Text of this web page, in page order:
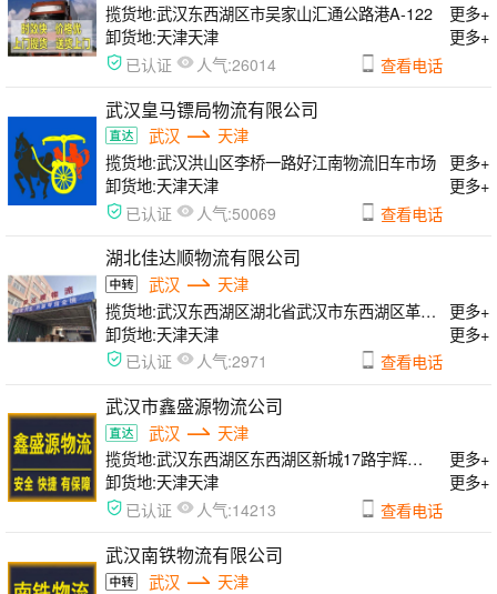
揽货地:武汉东西湖区市吴家山汇通公路港A-122
更多+
卸货地:天津天津 更多+
已认证 人气:26014 查看电话
武汉皇马镖局物流有限公司
武汉
天津
揽货地:武汉洪山区李桥一路好江南物流旧车市场
更多+
卸货地:天津天津 更多+
已认证 人气:50069 查看电话
湖北佳达顺物流有限公司
武汉
天津
揽货地:武汉东西湖区湖北省武汉市东西湖区革新大道道和物流园306号天津专线
更多+
卸货地:天津天津 更多+
已认证 人气:2971 查看电话
武汉市鑫盛源物流公司
武汉
天津
揽货地:武汉东西湖区东西湖区新城17路宇辉物流园
更多+
卸货地:天津天津 更多+
已认证 人气:14213 查看电话
武汉南铁物流有限公司
武汉
天津